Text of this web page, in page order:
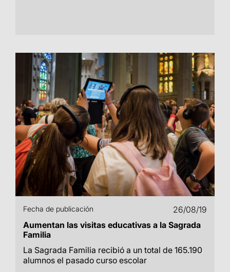
Fecha de publicación
26/08/19
Aumentan las visitas educativas a la Sagrada
Familia
La Sagrada Familia recibió a un total de 165.190
alumnos el pasado curso escolar